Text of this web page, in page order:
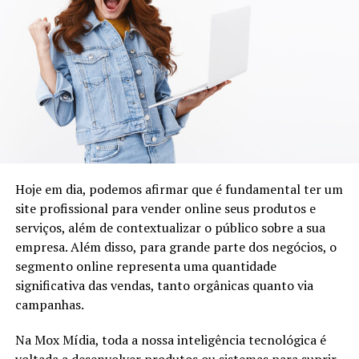
constitucional trata sobre essa questão do artigo 137 ao
artigo 141. Basicamente, a Constituição brasileira define
que o estado de sítio poder ser decretado em três
situações:
Comoção grave de repercussão nacional;
Fracasso das medidas tomadas no estado de defesa;
Declaração de guerra ou resposta à agressão armada
estrangeira.
O decreto do estado de sítio só acontece se o presidente
seguir o seguinte roteiro: primeiro, ele deve consultar o
Conselho da República e o Conselho da Defesa. Uma vez
feita a consulta (o papel dos dois conselhos é apenas
opinativo), o presidente deve encaminhar pedido de
estado de sítio para o Congresso Nacional.
O estado de sítio só pode ser implantado no Brasil caso
seja aprovado no Congresso Nacional.
Hoje em dia, podemos afirmar que é fundamental ter um
site profissional para vender online seus produtos e
serviços, além de contextualizar o público sobre a sua
empresa. Além disso, para grande parte dos negócios, o
segmento online representa uma quantidade
significativa das vendas, tanto orgânicas quanto via
campanhas.
Na Mox Mídia, toda a nossa inteligência tecnológica é